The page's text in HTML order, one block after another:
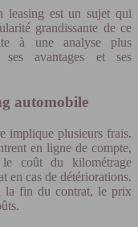
leasing est un sujet qui
grandissante de ce
à une analyse plus
avantages et ses
automobile
implique plusieurs frais.
en ligne de compte,
coût du kilométrage
en cas de détériorations.
la fin du contrat, le prix